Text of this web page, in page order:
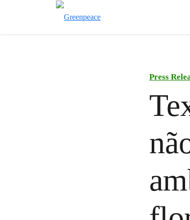
Press